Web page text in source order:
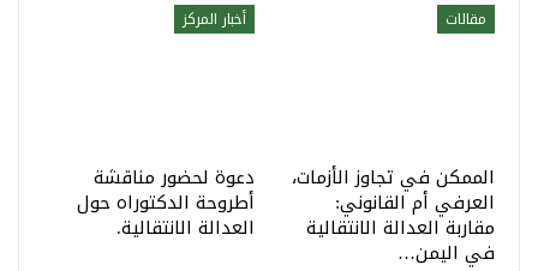
مقالات
الممكن في تجاوز الأزمات،
العرفي أم القانوني:
مقاربة العدالة الانتقالية
في اليمن…
أخبار المركز
دعوة لحضور مناقشة
أطروحة الدكتوراه حول
العدالة الانتقالية.